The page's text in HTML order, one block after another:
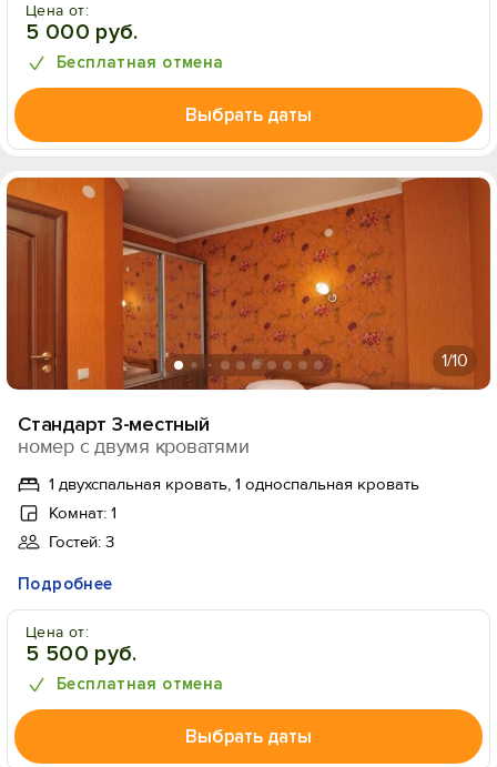
Цена от:
5 000 руб.
Бесплатная отмена
Выбрать даты
1/10
Стандарт 3-местный
номер с двумя кроватями
1 двухспальная кровать, 1 односпальная кровать
Комнат: 1
Гостей: 3
Подробнее
Цена от:
5 500 руб.
Бесплатная отмена
Выбрать даты